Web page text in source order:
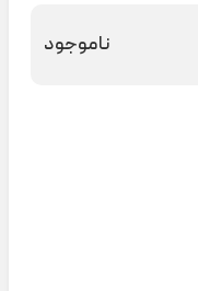
ناموجود